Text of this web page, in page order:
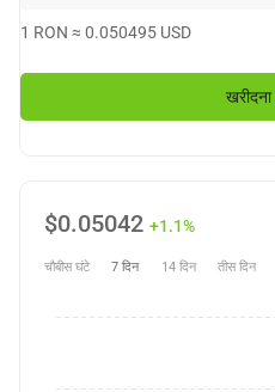
1 RON ≈ 0.050495 USD
खरीदना
$0.05042 +1.1%
चौबीस घंटे 7 दिन 14 दिन तीस दिन